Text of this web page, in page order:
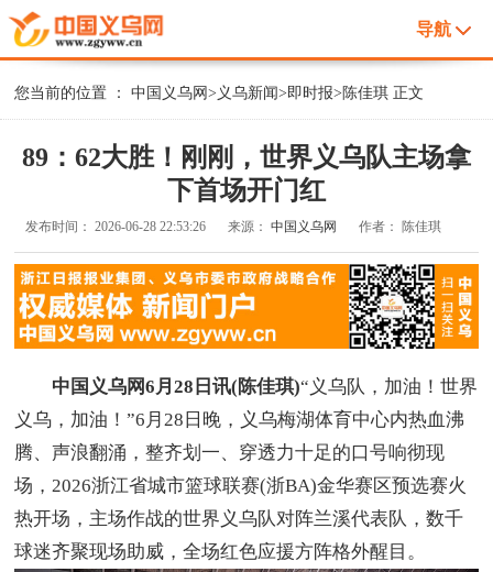
导航
您当前的位置 ：中国义乌网> 义乌新闻>即时报> 陈佳琪 正文
89：62大胜！刚刚，世界义乌队主场拿
下首场开门红
发布时间：2026-06-28 22:53:26 来源：中国义乌网 作者：陈佳琪
中国义乌网6月28日讯(陈佳琪)“义乌队，加油！世界
义乌，加油！”6月28日晚，义乌梅湖体育中心内热血沸
腾、声浪翻涌，整齐划一、穿透力十足的口号响彻现
场，2026浙江省城市篮球联赛(浙BA)金华赛区预选赛火
热开场，主场作战的世界义乌队对阵兰溪代表队，数千
球迷齐聚现场助威，全场红色应援方阵格外醒目。